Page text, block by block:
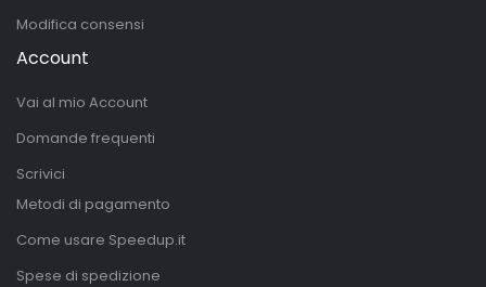
Modifica consensi
Account
Vai al mio Account
Domande frequenti
Scrivici
Metodi di pagamento
Come usare Speedup.it
Spese di spedizione